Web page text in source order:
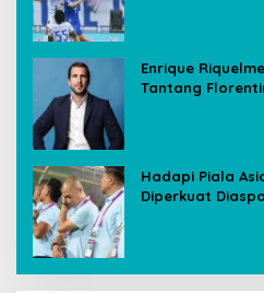
Enrique
Tantang
Hadapi Piala
Diperkuat